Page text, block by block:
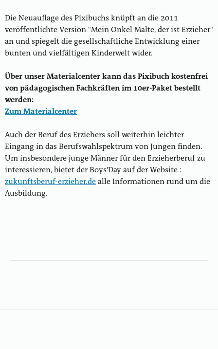
Die Neuauflage des Pixibuchs knüpft an die 2011
veröffentlichte Version "Mein Onkel Malte, der ist Erzieher"
an und spiegelt die gesellschaftliche Entwicklung einer
bunten und vielfältigen Kinderwelt wider.
Über unser Materialcenter kann das Pixibuch kostenfrei
von pädagogischen Fachkräften im 10er-Paket bestellt
werden:
Zum Materialcenter
Auch der Beruf des Erziehers soll weiterhin leichter
Eingang in das Berufswahlspektrum von Jungen finden.
Um insbesondere junge Männer für den Erzieherberuf zu
interessieren, bietet der Boys'Day auf der Website :
zukunftsberuf-erzieher.de alle Informationen rund um die
Ausbildung.